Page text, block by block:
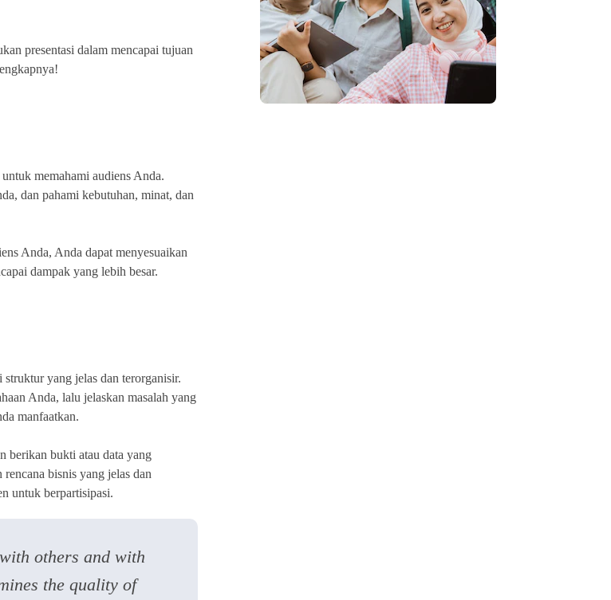
presentasi dalam mencapai tujuan
memahami audiens Anda.
dan pahami kebutuhan, minat, dan
Anda, Anda dapat menyesuaikan
dampak yang lebih besar.
yang jelas dan terorganisir.
Anda, lalu jelaskan masalah yang
manfaatkan.
berikan bukti atau data yang
bisnis yang jelas dan
untuk berpartisipasi.
others and with
the quality of